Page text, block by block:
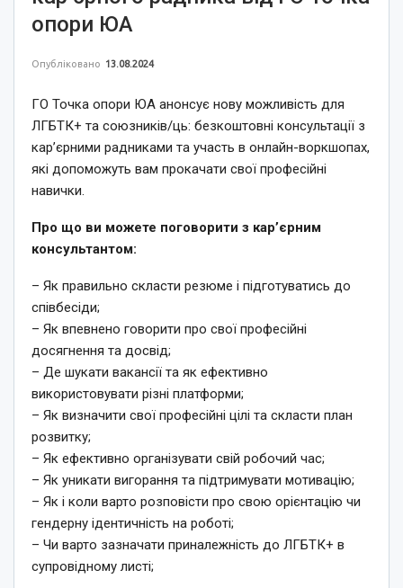
опори ЮА
Опубліковано 13.08.2024
ГО Точка опори ЮА анонсує нову можливість для
ЛГБТК+ та союзників/ць: безкоштовні консультації з
кар’єрними радниками та участь в онлайн-воркшопах,
які допоможуть вам прокачати свої професійні
навички.
Про що ви можете поговорити з кар’єрним
консультантом:
– Як правильно скласти резюме і підготуватись до
співбесіди;
– Як впевнено говорити про свої професійні
досягнення та досвід;
– Де шукати вакансії та як ефективно
використовувати різні платформи;
– Як визначити свої професійні цілі та скласти план
розвитку;
– Як ефективно організувати свій робочий час;
– Як уникати вигорання та підтримувати мотивацію;
– Як і коли варто розповісти про свою орієнтацію чи
гендерну ідентичність на роботі;
– Чи варто зазначати приналежність до ЛГБТК+ в
супровідному листі;